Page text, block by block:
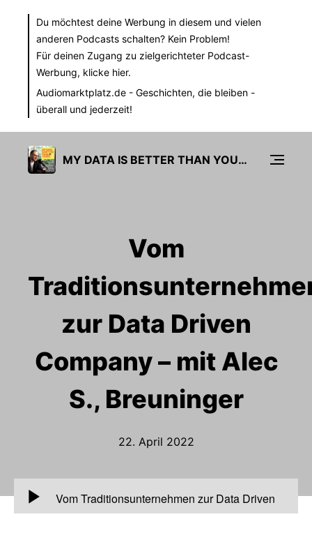
Du möchtest deine Werbung in diesem und vielen
anderen Podcasts schalten? Kein Problem!
Für deinen Zugang zu zielgerichteter Podcast-
Werbung, klicke hier.
Audiomarktplatz.de - Geschichten, die bleiben -
überall und jederzeit!
MY DATA IS BETTER THAN YOURS
Vom
zur Data Driven
Company – mit Alec
S., Breuninger
22. April 2022
00:00
Vom Traditionsunternehmen zur Data Driven
Company – mit Alec S., Breuninger